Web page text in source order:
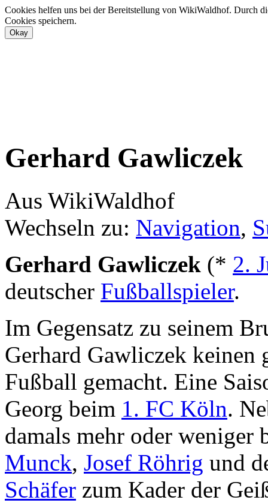
Cookies helfen uns bei der Bereitstellung von WikiWaldhof. Durch
Cookies speichern.
Gerhard Gawliczek
Aus WikiWaldhof
Wechseln zu: Navigation,
Gerhard Gawliczek (* 2.
deutscher Fußballspieler.
Im Gegensatz zu seinem
Gerhard Gawliczek keinen
Fußball gemacht. Eine
Georg beim 1. FC Köln.
damals mehr oder weniger
Munck, Josef Röhrig und
Schäfer zum Kader der